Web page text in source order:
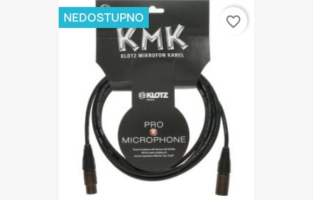
NEDOSTUPNO favorite_border